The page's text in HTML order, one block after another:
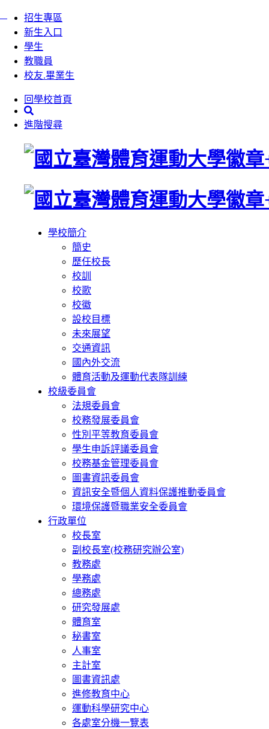
跳
招生專區
新生入口
學生
教職員
校友.畢業生
回學校首頁
進階搜尋
學校簡介
簡史
歷任校長
校訓
校歌
校徽
設校目標
未來展望
交通資訊
國內外交流
體育活動及運動代表隊訓練
校級委員會
法規委員會
校務發展委員會
性別平等教育委員會
學生申訴評議委員會
校務基金管理委員會
圖書資訊委員會
資訊安全暨個人資料保護推動委員會
環境保護暨職業安全委員會
行政單位
校長室
副校長室(校務研究辦公室)
教務處
學務處
總務處
研究發展處
體育室
秘書室
人事室
主計室
圖書資訊處
進修教育中心
運動科學研究中心
各處室分機一覽表